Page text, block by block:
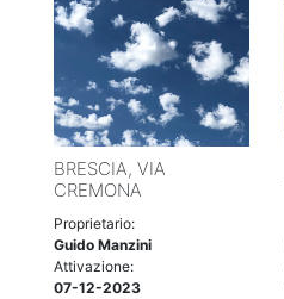
BRESCIA, VIA
CREMONA
Proprietario:
Guido Manzini
Attivazione:
07-12-2023